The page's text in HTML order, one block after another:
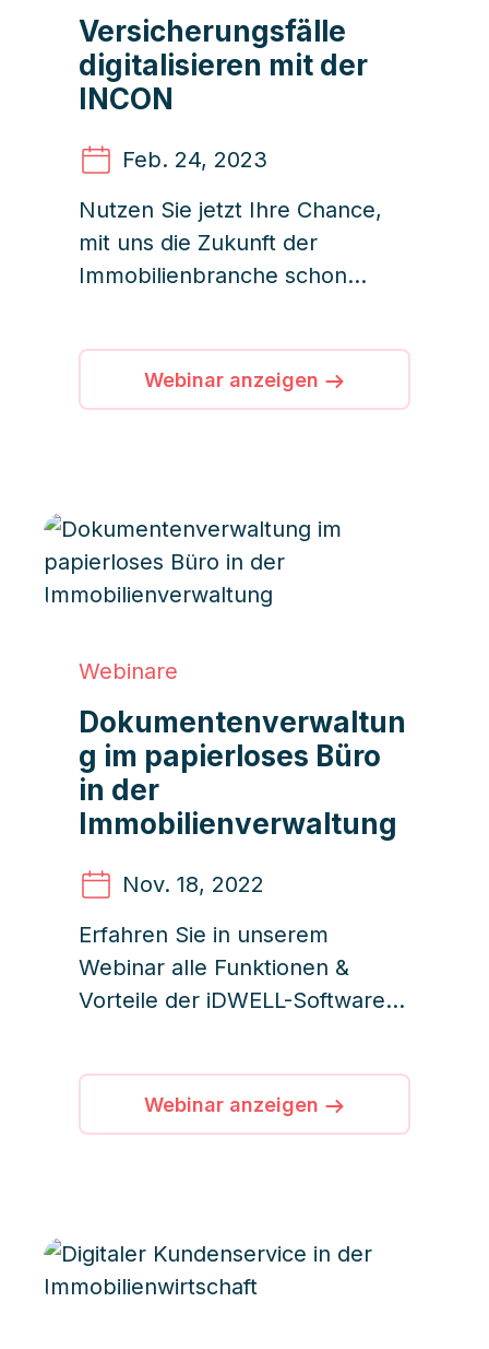
Versicherungsfälle
digitalisieren mit der
INCON
Feb. 24, 2023
Nutzen Sie jetzt Ihre Chance,
mit uns die Zukunft der
Immobilienbranche schon
Webinar anzeigen
Webinare
Dokumentenverwaltun
g im papierloses Büro
in der
Immobilienverwaltung
Nov. 18, 2022
Erfahren Sie in unserem
Webinar alle Funktionen &
Vorteile der iDWELL-Software
erstellung.Webinar anzeigen